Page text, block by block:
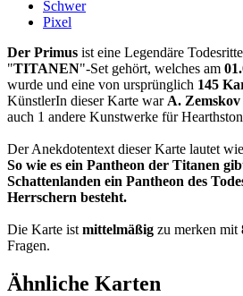
Schwer
Pixel
Der Primus ist eine Legendäre
"TITANEN"-Set gehört, welches am
wurde und eine von ursprünglich 145
KünstlerIn dieser Karte war A.
auch 1 andere Kunstwerke für
Der Anekdotentext dieser Karte lautet
So wie es ein Pantheon der Titanen
Schattenlanden ein Pantheon des
Herrschern besteht.
Die Karte ist mittelmäßig zu merken mit
Fragen.
Ähnliche Karten